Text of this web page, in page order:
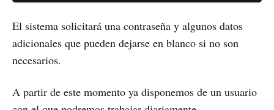
El sistema solicitará una contraseña y algunos datos
adicionales que pueden dejarse en blanco si no son
necesarios.
A partir de este momento ya disponemos de un usuario